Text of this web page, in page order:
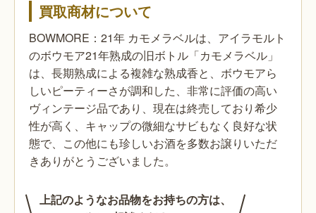
買取商材について
BOWMORE：21年 カモメラベルは、アイラモルト
のボウモア21年熟成の旧ボトル「カモメラベル」
は、長期熟成による複雑な熟成香と、ボウモアら
しいピーティーさが調和した、非常に評価の高い
ヴィンテージ品であり、現在は終売しており希少
性が高く、キャップの微細なサビもなく良好な状
態で、この他にも珍しいお酒を多数お譲りいただ
きありがとうございました。
上記のようなお品物をお持ちの方は、